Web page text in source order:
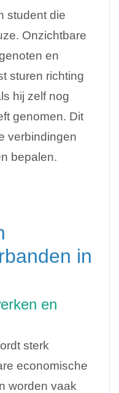
student die
Onzichtbare
en
sturen richting
hij zelf nog
genomen. Dit
verbindingen
bepalen.
in
en
sterk
economische
worden vaak